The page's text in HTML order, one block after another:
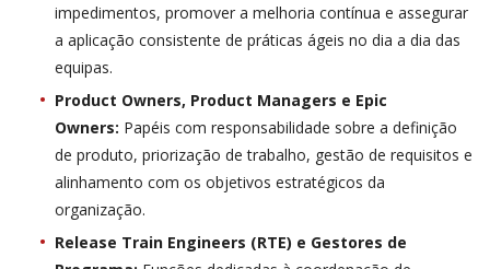
impedimentos, promover a melhoria contínua e assegurar
a aplicação consistente de práticas ágeis no dia a dia das
equipas.
Product Owners, Product Managers e Epic
Owners: Papéis com responsabilidade sobre a definição
de produto, priorização de trabalho, gestão de requisitos e
alinhamento com os objetivos estratégicos da
organização.
Release Train Engineers (RTE) e Gestores de